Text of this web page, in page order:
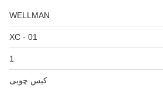
WELLMAN
XC - 01
1
کیس چوبی